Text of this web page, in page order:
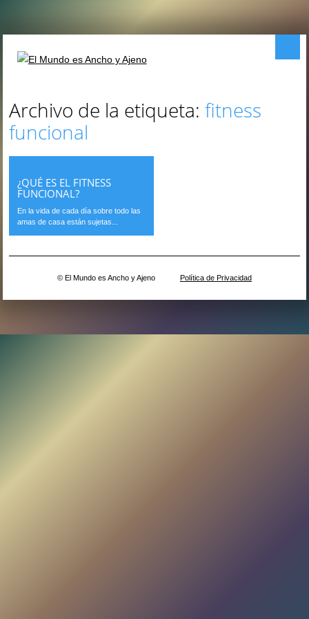
Menú principal
Archivo de la etiqueta:fitness
funcional
¿QUÉ ES EL FITNESS
FUNCIONAL?
En la vida de cada día sobre todo las
amas de casa están sujetas...
© El Mundo es Ancho y Ajeno Política de Privacidad